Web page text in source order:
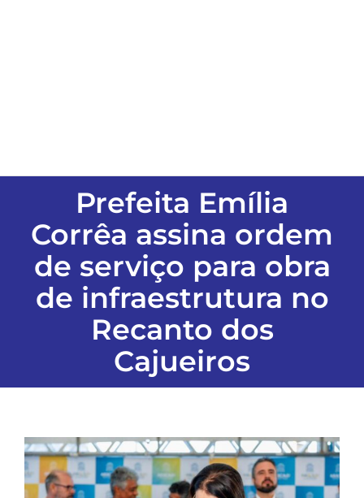
FALE CONOSCO
EDIÇÕES EM PDF
Prefeita Emília
Corrêa assina ordem
de serviço para obra
de infraestrutura no
Recanto dos
Cajueiros